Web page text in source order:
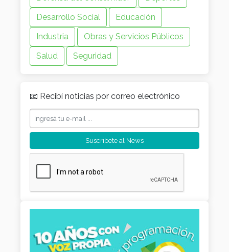
Desarrollo Social
Educación
Industria
Obras y Servicios Públicos
Salud
Seguridad
📧 Recibí noticias por correo electrónico